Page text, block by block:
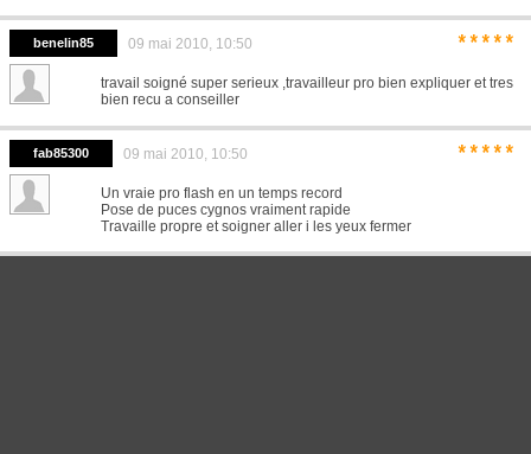
benelin85 09 mai 2010, 10:50 *****
travail soigné super serieux ,travailleur pro bien expliquer et tres
bien recu a conseiller
fab85300 09 mai 2010, 10:50 *****
Un vraie pro flash en un temps record
Pose de puces cygnos vraiment rapide
Travaille propre et soigner aller i les yeux fermer